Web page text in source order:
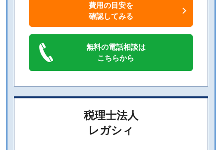
費用の目安を
確認してみる
無料の電話相談は
こちらから
税理士法人
レガシィ